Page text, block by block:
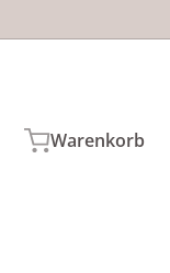
Warenkorb